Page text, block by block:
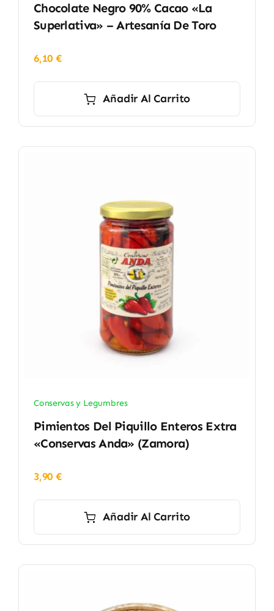
Chocolate Negro 90% Cacao «La
Superlativa» – Artesanía De Toro
6,10€
Añadir Al Carrito
Conservas y Legumbres
Pimientos Del Piquillo Enteros Extra
«Conservas Anda» (Zamora)
3,90€
Añadir Al Carrito